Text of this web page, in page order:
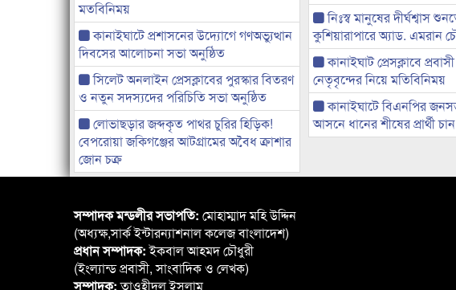
মতবিনিময়
কানাইঘাটে প্রশাসনের উদ্যোগে গণঅভ্যুত্থান
দিবসের আলোচনা সভা অনুষ্ঠিত
সিলেট অনলাইন প্রেসক্লাবের পুরস্কার বিতরণ
ও নতুন সদস্যদের পরিচিতি সভা অনুষ্ঠিত
লোভাছড়ার জব্দকৃত পাথর চুরির হিড়িক!
বেপরোয়া জকিগঞ্জের আটগ্রামের অবৈধ ক্রাশার
জোন চক্র
নিঃস্ব মানুষের দীর্ঘশ্বাস
কুশিয়ারাপারে অ্যাড. এমরান
কানাইঘাট প্রেসক্লাবে
নেতৃবৃন্দের নিয়ে মতিবিনিময়
কানাইঘাটে বিএনপির
আসনে ধানের শীষের প্রার্থী
সম্পাদক মন্ডলীর সভাপতি: মোহাম্মাদ মহি উদ্দিন
(অধ্যক্ষ,সার্ক ইন্টারন্যাশনাল কলেজ বাংলাদেশ)
প্রধান সম্পাদক:ইকবাল আহমদ চৌধুরী
(ইংল্যান্ড প্রবাসী, সাংবাদিক ও লেখক)
সম্পাদক:তাওহীদুল ইসলাম